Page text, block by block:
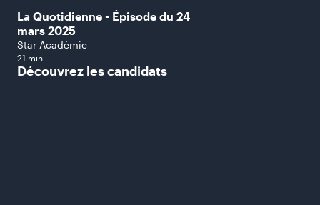
La Quotidienne - Épisode du 24
mars 2025
Star Académie
21 min
Découvrez lescandidats